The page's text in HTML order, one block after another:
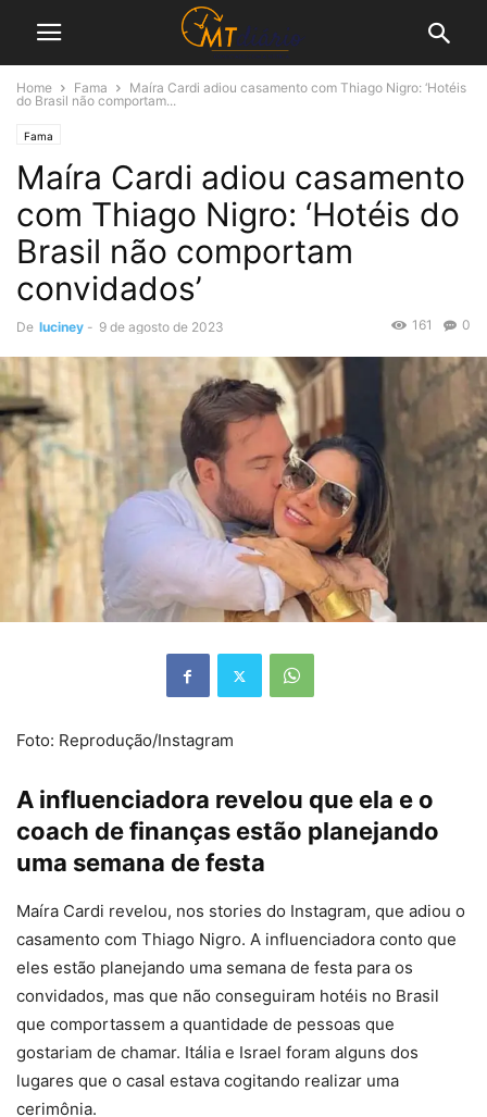
Home Fama
Maíra Cardi adiou casamento com Thiago Nigro: ‘Hotéis
do Brasil não comportam...
Fama
Maíra Cardi adiou casamento
com Thiago Nigro: ‘Hotéis do
Brasil não comportam
convidados’
De luciney - 9 de agosto de 2023 0
161
Foto: Reprodução/Instagram
A influenciadora revelou que ela e o
coach de finanças estão planejando
uma semana de festa
Maíra Cardi revelou, nos stories do Instagram, que adiou o
casamento com Thiago Nigro. A influenciadora conto que
eles estão planejando uma semana de festa para os
convidados, mas que não conseguiram hotéis no Brasil
que comportassem a quantidade de pessoas que
gostariam de chamar. Itália e Israel foram alguns dos
lugares que o casal estava cogitando realizar uma
cerimônia.